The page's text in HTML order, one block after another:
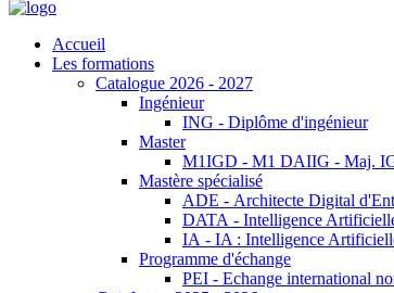
Accueil
Les formations
Catalogue 2026 - 2027
Ingénieur
ING - Diplôme d'ingénieur
Master
M1IGD - M1 DAIIG - Maj.
Mastère spécialisé
ADE - Architecte Digital
DATA - Intelligence
IA - IA : Intelligence
Programme d'échange
PEI - Echange international